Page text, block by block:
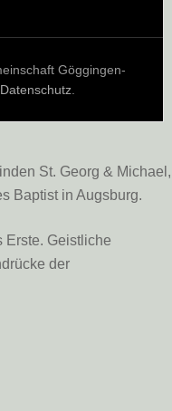
Göggingen-
Datenschutz.
St. Georg & Michael,
Baptist in Augsburg.
Erste. Geistliche
der